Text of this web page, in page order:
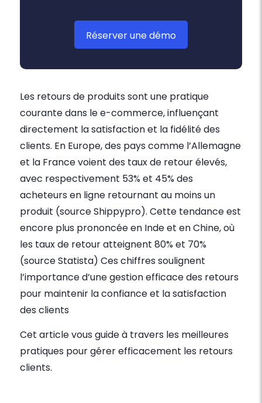
Réserver une démo
Les retours de produits sont une pratique
courante dans le e-commerce, influençant
directement la satisfaction et la fidélité des
clients. En Europe, des pays comme l’Allemagne
et la France voient des taux de retour élevés,
avec respectivement 53% et 45% des
acheteurs en ligne retournant au moins un
produit (source Shippypro). Cette tendance est
encore plus prononcée en Inde et en Chine, où
les taux de retour atteignent 80% et 70%
(source Statista) Ces chiffres soulignent
l’importance d’une gestion efficace des retours
pour maintenir la confiance et la satisfaction
des clients
Cet article vous guide à travers les meilleures
pratiques pour gérer efficacement les retours
clients.